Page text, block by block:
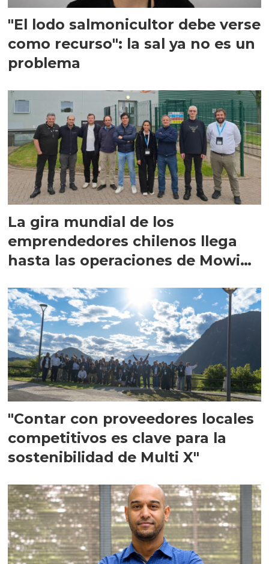
"El lodo salmonicultor debe verse
como recurso": la sal ya no es un
problema
La gira mundial de los
emprendedores chilenos llega
hasta las operaciones de Mowi
"Contar con proveedores locales
competitivos es clave para la
sostenibilidad de Multi X"